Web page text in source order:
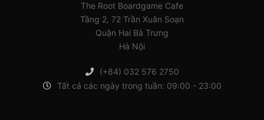
The Root Boardgame Cafe
Tầng 2, 72 Trần Xuân Soạn
Quận Hai Bà Trưng
Hà Nội
(+84) 032 576 2750
Tất cả các ngày trong tuần: 09:00 - 23:00